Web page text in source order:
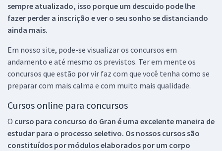
sempre atualizado, isso porque um descuido pode lhe
fazer perder a inscrição e ver o seu sonho se distanciando
ainda mais.
Em nosso site, pode-se visualizar os concursos em
andamento e até mesmo os previstos. Ter em mente os
concursos que estão por vir faz com que você tenha como se
preparar com mais calma e com muito mais qualidade.
Cursos online para concursos
O curso para concurso do Gran é uma excelente maneira de
estudar para o processo seletivo. Os nossos cursos são
constituídos por módulos elaborados por um corpo